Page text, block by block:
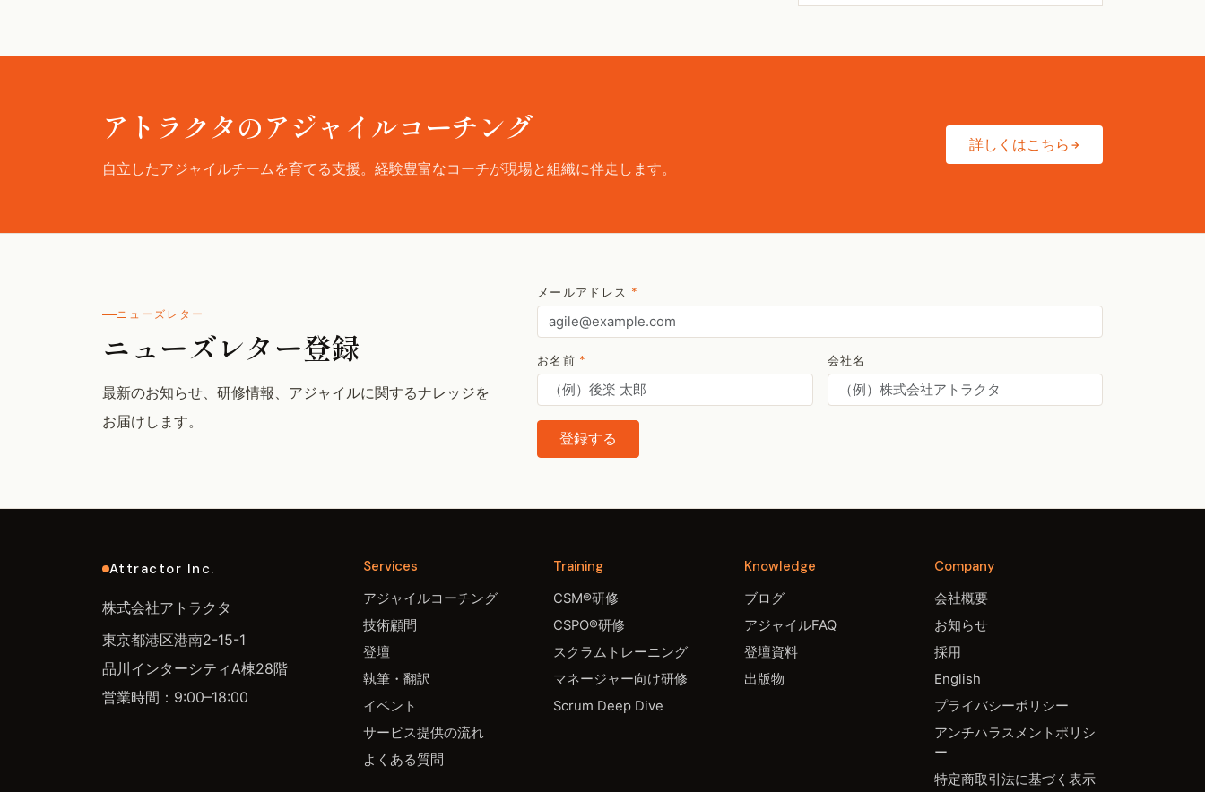
アトラクタのアジャイルコーチング
自立したアジャイルチームを育てる支援。経験豊富なコーチが現場と組織に伴走します。
詳しくはこちら
ニューズレター
ニューズレター登録
最新のお知らせ、研修情報、アジャイルに関するナレッジを
お届けします。
メールアドレス *
お名前 * 会社名
登録する
Attractor Inc.
株式会社アトラクタ
東京都港区港南2-15-1
品川インターシティA棟28階
営業時間：9:00–18:00
Services
アジャイルコーチング
技術顧問
登壇
執筆・翻訳
イベント
サービス提供の流れ
よくある質問
Training
CSM®研修
CSPO®研修
スクラムトレーニング
マネージャー向け研修
Scrum Deep Dive
Knowledge
ブログ
アジャイルFAQ
登壇資料
出版物
Company
会社概要
お知らせ
採用
English
プライバシーポリシー
アンチハラスメントポリシ
ー
特定商取引法に基づく表示